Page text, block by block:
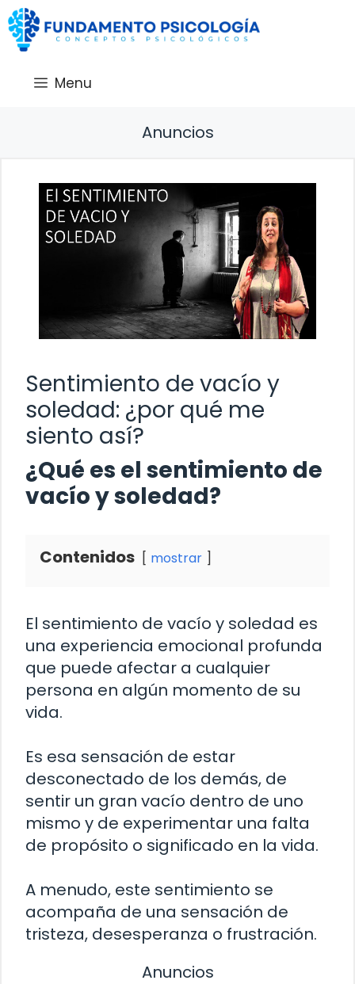
Saltar
al
contenido
Menu
Anuncios
Sentimiento de vacío y
soledad: ¿por qué me
siento así?
¿Qué es el sentimiento de
vacío y soledad?
Contenidos mostrar
El sentimiento de vacío y soledad es
una experiencia emocional profunda
que puede afectar a cualquier
persona en algún momento de su
vida.
Es esa sensación de estar
desconectado de los demás, de
sentir un gran vacío dentro de uno
mismo y de experimentar una falta
de propósito o significado en la vida.
A menudo, este sentimiento se
acompaña de una sensación de
tristeza, desesperanza o frustración.
Anuncios